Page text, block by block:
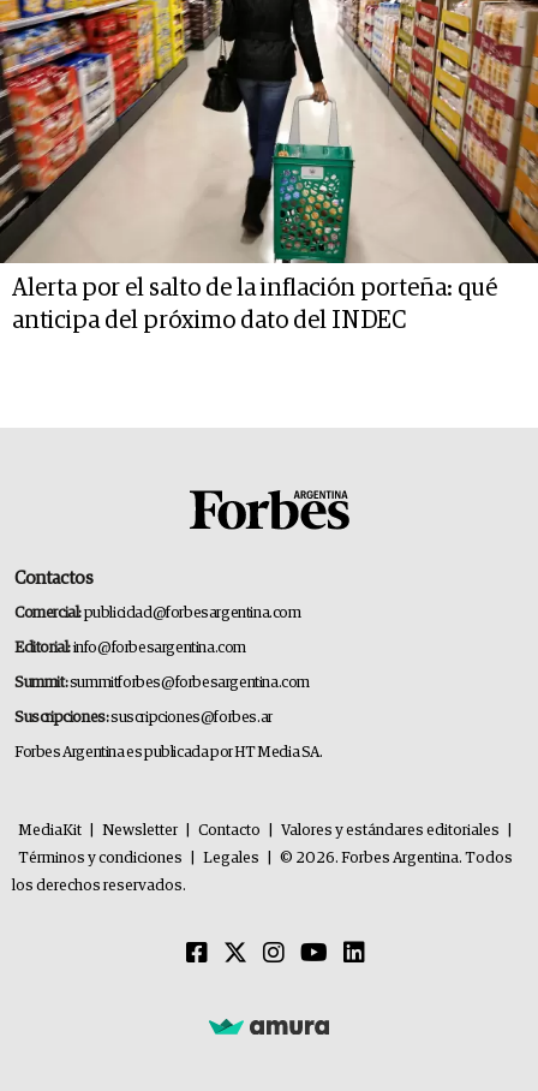
Alerta por el salto de la inflación porteña: qué
anticipa del próximo dato del INDEC
Contactos
Comercial:publicidad@forbesargentina.com
Editorial:info@forbesargentina.com
Summit:summitforbes@forbesargentina.com
Suscripciones:suscripciones@forbes.ar
Forbes Argentina es publicada por HT Media SA.
MediaKit Newsletter Contacto Valores y estándares editoriales
Términos y condiciones
Legales
© 2026. Forbes Argentina. Todos
los derechos reservados.